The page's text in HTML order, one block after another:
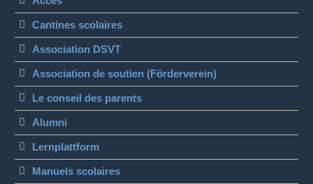
Cantines scolaires
Association DSVT
Association de soutien (Förderverein)
Le conseil des parents
Alumni
Lernplattform
Manuels scolaires